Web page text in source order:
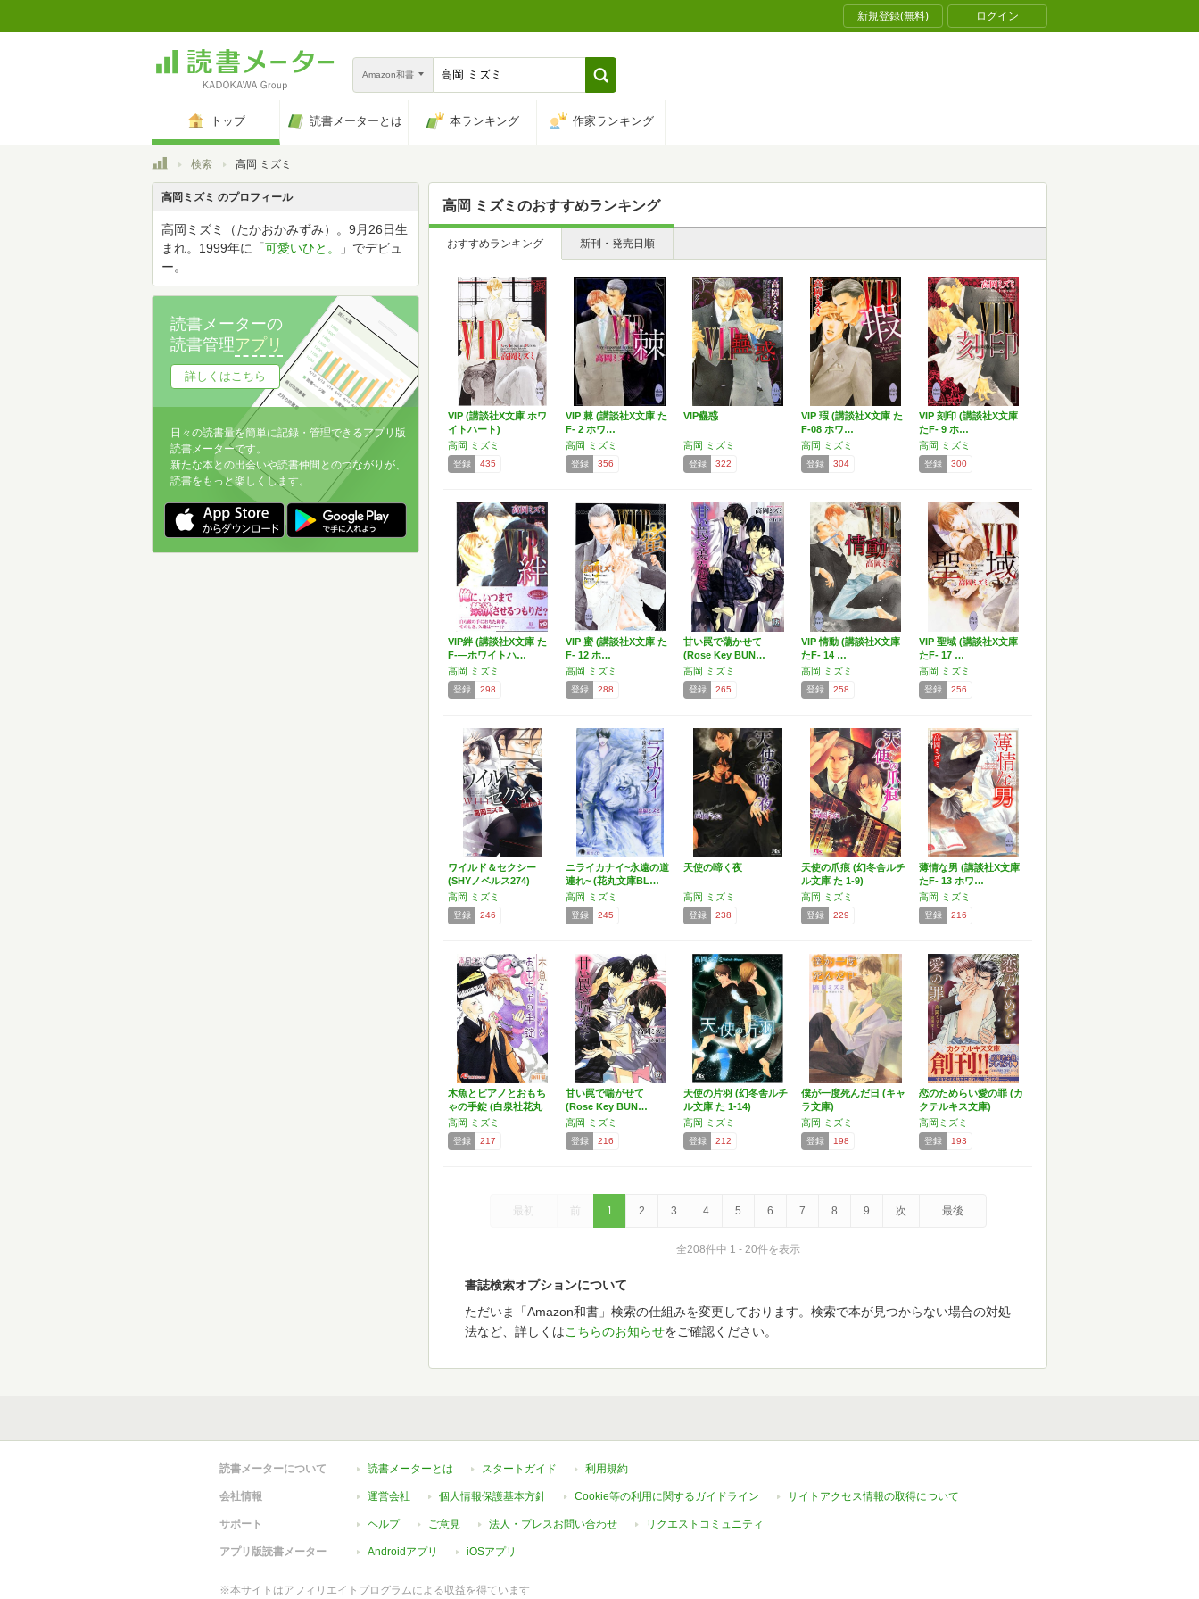
新規登録(無料) ログイン
Amazon和書
トップ 読書メーターとは 本ランキング 作家ランキング
トップ検索 高岡 ミズミ
高岡 ミズミ のおすすめランキング
おすすめランキング 新刊・発売日順
VIP (講談社X文庫 ホワ
イトハート)
高岡 ミズミ
登録 435
VIP 棘 (講談社X文庫 た
F- 2 ホワ…
高岡 ミズミ
登録 356
VIP蠱惑
高岡 ミズミ
登録 322
VIP 瑕 (講談社X文庫 た
F-08 ホワ…
高岡 ミズミ
登録 304
VIP 刻印 (講談社X文庫
たF- 9 ホ…
高岡 ミズミ
登録 300
VIP絆 (講談社X文庫 た
F-―ホワイトハ…
高岡 ミズミ
登録 298
VIP 蜜 (講談社X文庫 た
F- 12 ホ…
高岡 ミズミ
登録 288
甘い罠で蕩かせて
(Rose Key BUN…
高岡 ミズミ
登録 265
VIP 情動 (講談社X文庫
たF- 14 …
高岡 ミズミ
登録 258
VIP 聖域 (講談社X文庫
たF- 17 …
高岡 ミズミ
登録 256
ワイルド＆セクシー
(SHYノベルス274)
高岡 ミズミ
登録 246
ニライカナイ~永遠の道
連れ~ (花丸文庫BL…
高岡 ミズミ
登録 245
天使の啼く夜
高岡 ミズミ
登録 238
天使の爪痕 (幻冬舎ルチ
ル文庫 た 1-9)
高岡 ミズミ
登録 229
薄情な男 (講談社X文庫
たF- 13 ホワ…
高岡 ミズミ
登録 216
木魚とピアノとおもち
ゃの手錠 (白泉社花丸
文…
高岡 ミズミ
登録 217
甘い罠で喘がせて
(Rose Key BUN…
高岡 ミズミ
登録 216
天使の片羽 (幻冬舎ルチ
ル文庫 た 1-14)
高岡 ミズミ
登録 212
僕が一度死んだ日 (キャ
ラ文庫)
高岡 ミズミ
登録 198
恋のためらい愛の罪 (カ
クテルキス文庫)
高岡ミズミ
登録 193
最初 前 1 2 3 4 5 6 7 8 9 次 最後
全208件中 1 - 20件を表示
書誌検索オプションについて
ただいま「Amazon和書」検索の仕組みを変更しております。検索で本が見つからない場合の対処
法など、詳しくはこちらのお知らせをご確認ください。
高岡ミズミ のプロフィール
高岡ミズミ（たかおかみずみ）。9月26日生
まれ。1999年に「可愛いひと。
」でデビュ
ー。
読書メーターの
読書管理アプリ
詳しくはこちら
日々の読書量を簡単に記録・管理できるアプリ版
読書メーターです。
新たな本との出会いや読書仲間とのつながりが、
読書をもっと楽しくします。
読書メーターについて 読書メーターとは スタートガイド 利用規約
会社情報 運営会社 個人情報保護基本方針 Cookie等の利用に関するガイドライン サイトアクセス情報の取得について
サポート ヘルプ ご意見 法人・プレスお問い合わせ リクエストコミュニティ
アプリ版読書メーター Androidアプリ iOSアプリ
※本サイトはアフィリエイトプログラムによる収益を得ています